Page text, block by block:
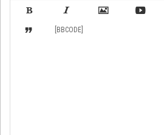

  
 [BBCODE]